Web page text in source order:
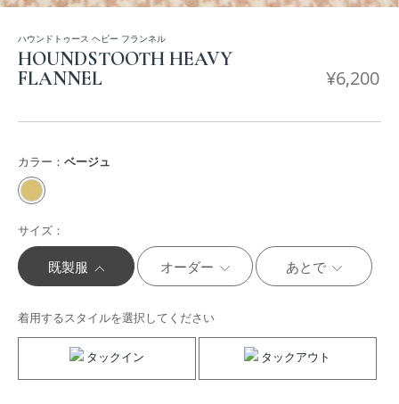
ハウンドトゥース ヘビー フランネル
HOUNDSTOOTH HEAVY
FLANNEL
¥6,200
カラー： ベージュ
サイズ：
既製服 オーダー あとで
着用するスタイルを選択してください
タックイン タックアウト